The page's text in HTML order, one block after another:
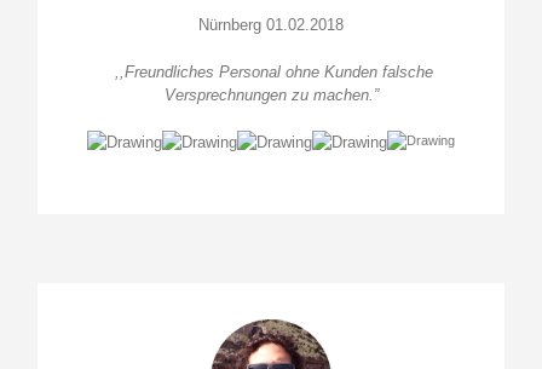
Nürnberg 01.02.2018
,,Freundliches Personal ohne Kunden falsche
Versprechnungen zu machen.”